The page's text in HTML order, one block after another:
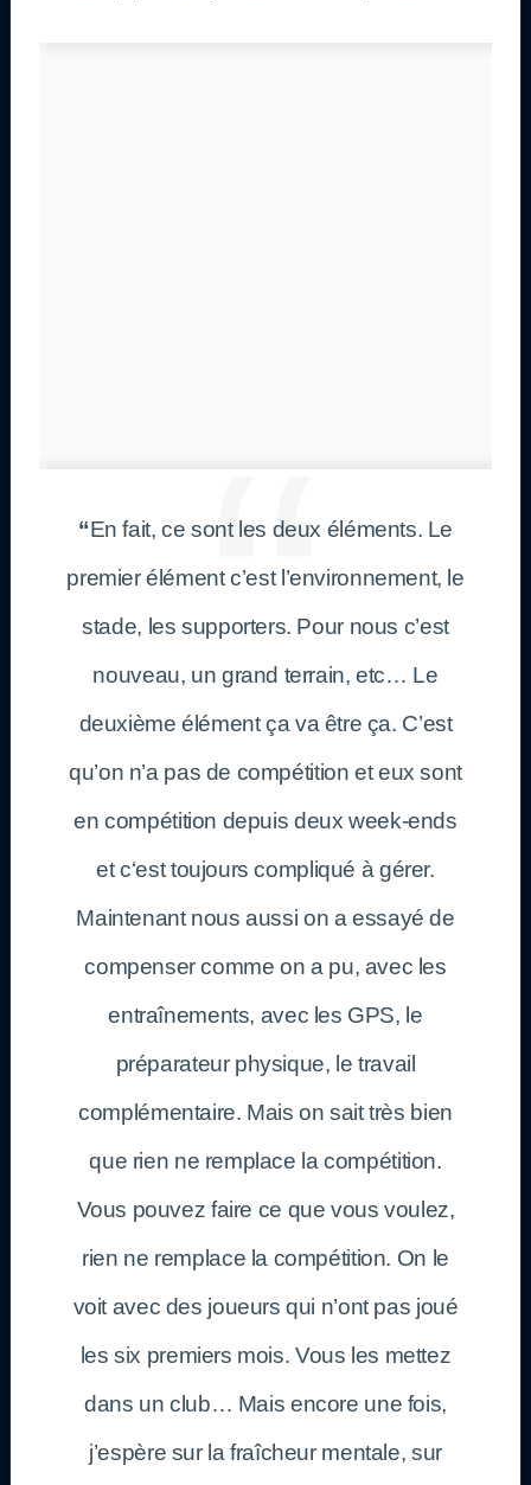
“En fait, ce sont les deux éléments. Le
premier élément c’est l’environnement, le
stade, les supporters. Pour nous c’est
nouveau, un grand terrain, etc… Le
deuxième élément ça va être ça. C’est
qu’on n’a pas de compétition et eux sont
en compétition depuis deux week-ends
et c‘est toujours compliqué à gérer.
Maintenant nous aussi on a essayé de
compenser comme on a pu, avec les
entraînements, avec les GPS, le
préparateur physique, le travail
complémentaire. Mais on sait très bien
que rien ne remplace la compétition.
Vous pouvez faire ce que vous voulez,
rien ne remplace la compétition. On le
voit avec des joueurs qui n’ont pas joué
les six premiers mois. Vous les mettez
dans un club… Mais encore une fois,
j’espère sur la fraîcheur mentale, sur